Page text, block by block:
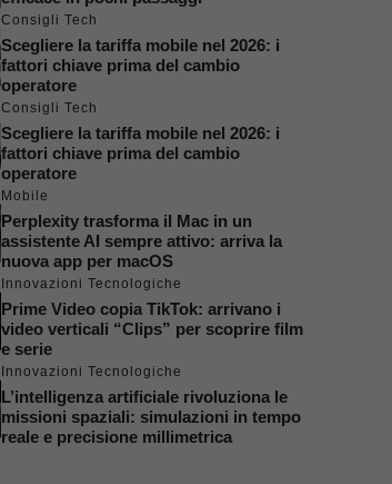
Consigli Tech
Scegliere la tariffa mobile nel 2026: i
fattori chiave prima del cambio
operatore
Consigli Tech
Scegliere la tariffa mobile nel 2026: i
fattori chiave prima del cambio
operatore
Mobile
Perplexity trasforma il Mac in un
assistente AI sempre attivo: arriva la
nuova app per macOS
Innovazioni Tecnologiche
Prime Video copia TikTok: arrivano i
video verticali “Clips” per scoprire film
e serie
Innovazioni Tecnologiche
L’intelligenza artificiale rivoluziona le
missioni spaziali: simulazioni in tempo
reale e precisione millimetrica